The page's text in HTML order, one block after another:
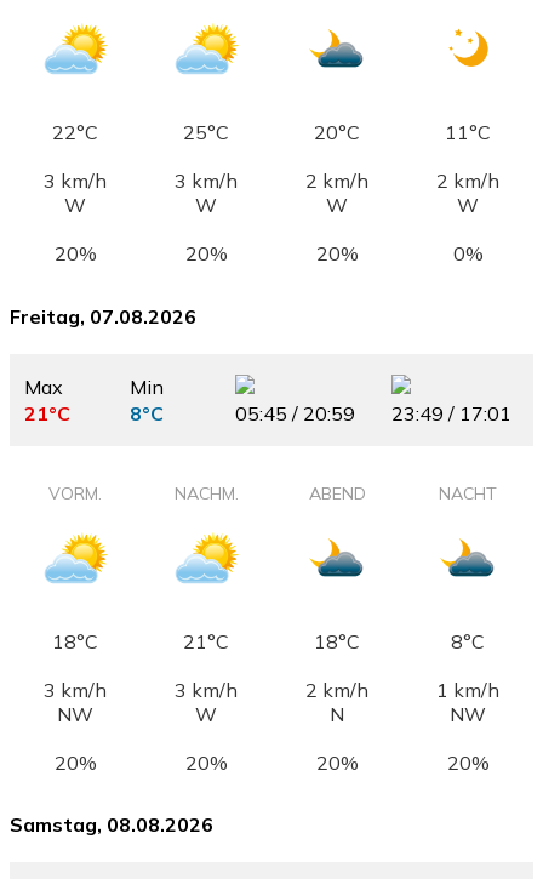
22°C 25°C 20°C
11°C
3 km/h
W
3 km/h
W
2 km/h
W
2 km/h
W
20%
20% 20% 0%
Freitag, 07.08.2026
Max
21°C
Min
8°C
05:45 / 20:59 23:49 / 17:01
VORM. NACHM. ABEND NACHT
18°C 21°C 18°C
8°C
3 km/h
NW
3 km/h
W
2 km/h
N
1 km/h
NW
20%
20% 20% 20%
Samstag, 08.08.2026